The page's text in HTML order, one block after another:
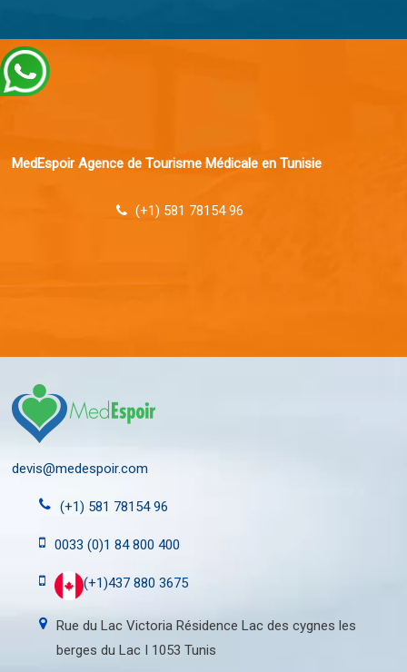
MedEspoir Agence de Tourisme Médicale en Tunisie
(+1) 581 78154 96
devis@medespoir.com
(+1) 581 78154 96
0033 (0)1 84 800 400
(+1)437 880 3675
Rue du Lac Victoria Résidence Lac des cygnes les
berges du Lac I 1053 Tunis